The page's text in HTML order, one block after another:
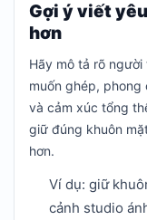
Gợi ý viết
hơn
Hãy mô tả rõ
muốn ghép, phong
và cảm xúc tổng
giữ đúng khuôn
hơn.
Ví dụ: giữ
cảnh studio